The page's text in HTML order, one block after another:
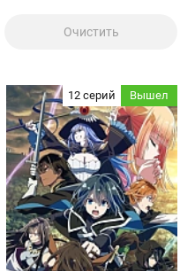
12 серий Вышел